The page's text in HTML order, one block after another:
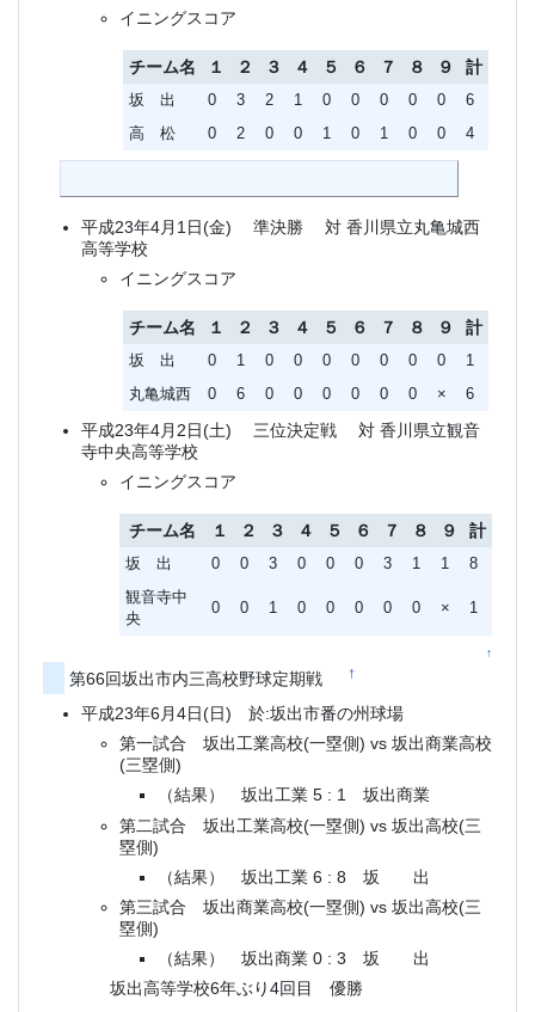
イニングスコア
チーム名 １ ２ ３ ４ ５ ６ ７ ８ ９ 計
坂 出 0 3 2 1 0 0 0 0 0
6
高 松
0 2 0 0 1 0 1 0 0 4
平成23年4月1日(金) 準決勝 対 香川県立丸亀城西
高等学校
イニングスコア
チーム名 １ ２ ３ ４ ５ ６ ７ ８ ９ 計
坂 出 0 1 0 0 0 0 0 0 0
1
丸亀城西
0 6 0 0 0 0 0 0 × 6
平成23年4月2日(土) 三位決定戦 対 香川県立観音
寺中央高等学校
イニングスコア
チーム名 １ ２ ３ ４ ５ ６ ７ ８ ９ 計
坂 出 0 0 3 0 0 0 3 1 1
8
観音寺中
央
0 0 1 0 0 0 0 0 × 1
↑
第66回坂出市内三高校野球定期戦†
平成23年6月4日(日) 於:坂出市番の州球場
第一試合 坂出工業高校(一塁側) vs 坂出商業高校
(三塁側)
（結果） 坂出工業 5 : 1 坂出商業
第二試合 坂出工業高校(一塁側) vs 坂出高校(三
塁側)
（結果） 坂出工業 6 : 8 坂 出
第三試合 坂出商業高校(一塁側) vs 坂出高校(三
塁側)
（結果） 坂出商業 0 : 3 坂 出
坂出高等学校6年ぶり4回目 優勝